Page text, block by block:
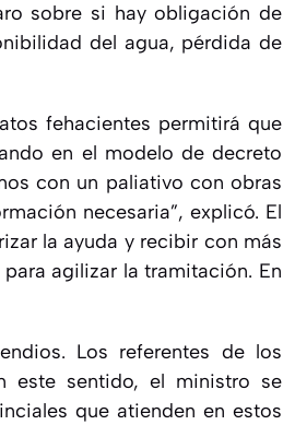
sobre si hay obligación de
del agua, pérdida de
fehacientes permitirá que
en el modelo de decreto
con un paliativo con obras
necesaria”, explicó. El
la ayuda y recibir con más
agilizar la tramitación. En
Los referentes de los
este sentido, el ministro se
que atienden en estos